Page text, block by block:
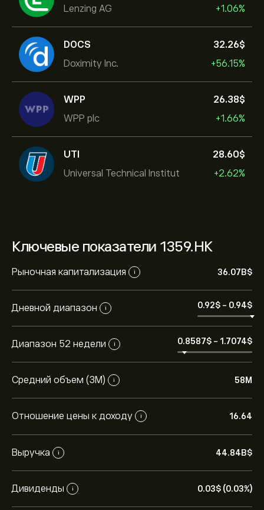
Lenzing AG
+1.06%
DOCS
Doximity Inc.
32.26‎$‎
+56.15%
WPP
WPP plc
26.38‎$‎
+1.66%
UTI
Universal Technical Institut
28.60‎$‎
+2.62%
Ключевые показатели 1359.HK
Рыночная капитализация i 36.07B‎$‎
Дневной диапазон i 0.92‎$‎ - 0.94‎$‎
Диапазон 52 недели i 0.8587‎$‎ - 1.7074‎$‎
Средний объем (3М) i 58M
Отношение цены к доходу i 16.64
Выручка i 44.84B‎$‎
Дивиденды i 0.03‎$‎ (0.03%)